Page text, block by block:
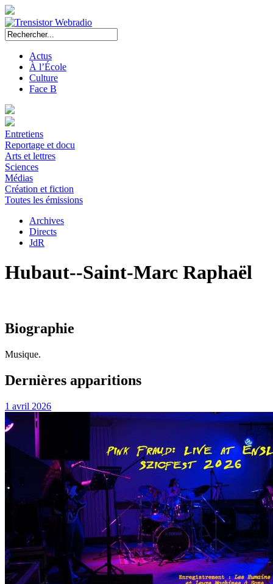
Actus
À l’École
Culture
Face B
Entretiens
Reportage et docu
Arts et lettres
Sciences
Médias
Création et fiction
Toutes les émissions
Archives
Directs
JdR
Hubaut--Saint-Marc Raphaël
Biographie
Musique.
Dernières apparitions
1 avril 2026